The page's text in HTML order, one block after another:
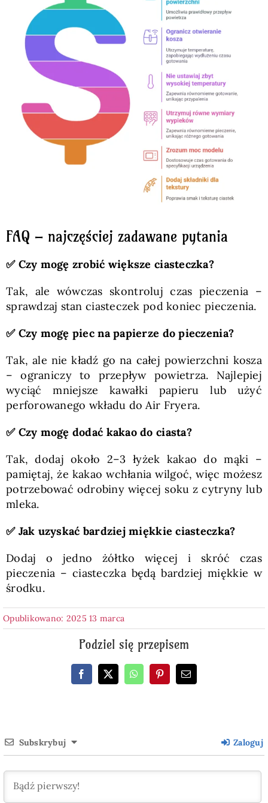
FAQ – najczęściej zadawane pytania
✅ Czy mogę zrobić większe ciasteczka?
Tak, ale wówczas skontroluj czas pieczenia –
sprawdzaj stan ciasteczek pod koniec pieczenia.
✅ Czy mogę piec na papierze do pieczenia?
Tak, ale nie kładź go na całej powierzchni kosza
– ograniczy to przepływ powietrza. Najlepiej
wyciąć mniejsze kawałki papieru lub użyć
perforowanego wkładu do Air Fryera.
✅ Czy mogę dodać kakao do ciasta?
Tak, dodaj około 2–3 łyżek kakao do mąki –
pamiętaj, że kakao wchłania wilgoć, więc możesz
potrzebować odrobiny więcej soku z cytryny lub
mleka.
✅ Jak uzyskać bardziej miękkie ciasteczka?
Dodaj o jedno żółtko więcej i skróć czas
pieczenia – ciasteczka będą bardziej miękkie w
środku.
Opublikowano: 2025 13 marca
Podziel się przepisem
Subskrybuj Zaloguj